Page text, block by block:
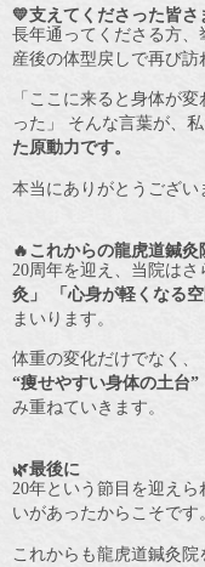
💛支えてくださった皆さ
長年通ってくださる方、
産後の体型戻しで再び訪
「ここに来ると身体が
った」 そんな言葉が、
た原動力です。
本当にありがとうござい
🔥これからの龍虎道鍼灸
20周年を迎え、当院はさ
灸」
「心身が軽くなる
まいります。
体重の変化だけでなく、
“痩せやすい身体の土台”
み重ねていきます。
🌿最後に
20年という節目を迎え
いがあったからこそです
これからも龍虎道鍼灸院